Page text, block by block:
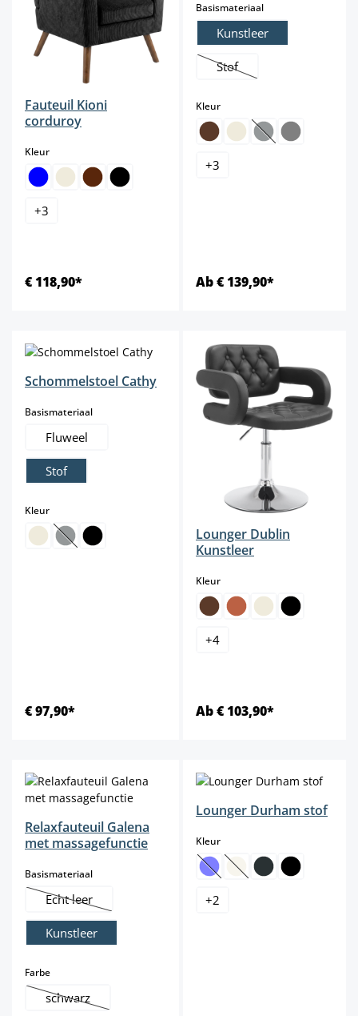
Fauteuil Kioni
corduroy
Kleurselect
+3
€ 118,90*
Basismateriaalselect
Kunstleer
Stof
(Deze optie is momenteel
Kleurselect
(Deze optie is
+3
Ab € 139,90*
Schommelstoel Cathy
Basismateriaalselect
Fluweel
Stof
Kleurselect
(Deze optie is momenteel niet beschikbaar.)
€ 97,90*
Lounger Dublin
Kunstleer
Kleurselect
+4
Ab € 103,90*
Relaxfauteuil Galena
met massagefunctie
Basismateriaalselect
Echt leer
(Deze optie is momenteel niet beschikbaar.)
Kunstleer
Farbeselect
schwarz
(Deze optie is momenteel niet beschikbaar.)
Lounger Durham stof
Kleurselect
(Deze optie is momenteel niet
(Deze optie is
+2